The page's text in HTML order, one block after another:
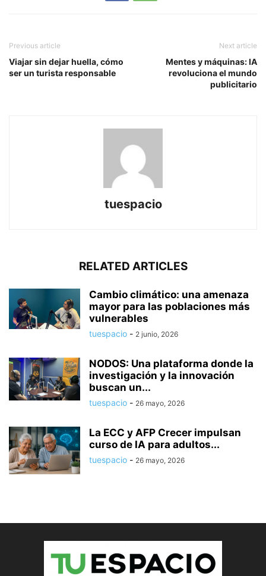
Previous article
Viajar sin dejar huella, cómo
ser un turista responsable
Next article
Mentes y máquinas: IA
revoluciona el mundo
publicitario
tuespacio
RELATED ARTICLES
Cambio climático: una amenaza
mayor para las poblaciones más
vulnerables
tuespacio - 2 junio, 2026
NODOS: Una plataforma donde la
investigación y la innovación
buscan un...
tuespacio - 26 mayo, 2026
La ECC y AFP Crecer impulsan
curso de IA para adultos...
tuespacio - 26 mayo, 2026